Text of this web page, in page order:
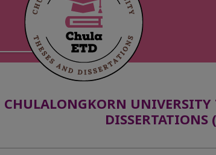
CHULALONGKORN UNIVERSITY
DISSERTATIONS